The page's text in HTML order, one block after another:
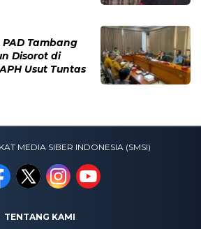
Tambang
Disorot di
Usut Tuntas
MEDIA SIBER INDONESIA (SMSI)
TENTANG KAMI